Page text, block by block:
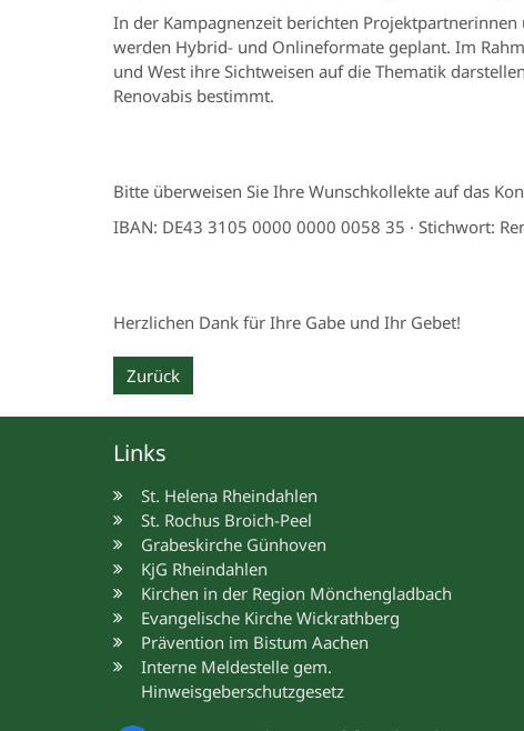
In der Kampagnenzeit berichten
werden Hybrid- und Onlineformate geplant. Im
und West ihre Sichtweisen auf die Thematik
Renovabis bestimmt.
Bitte überweisen Sie Ihre Wunschkollekte auf das
IBAN: DE43 3105 0000 0000 0058 35 · Stichwort:
Herzlichen Dank für Ihre Gabe und Ihr Gebet!
Zurück
Links
St. Helena Rheindahlen
St. Rochus Broich-Peel
Grabeskirche Günhoven
KjG Rheindahlen
Kirchen in der Region Mönchengladbach
Evangelische Kirche Wickrathberg
Prävention im Bistum Aachen
Interne Meldestelle gem.
Hinweisgeberschutzgesetz